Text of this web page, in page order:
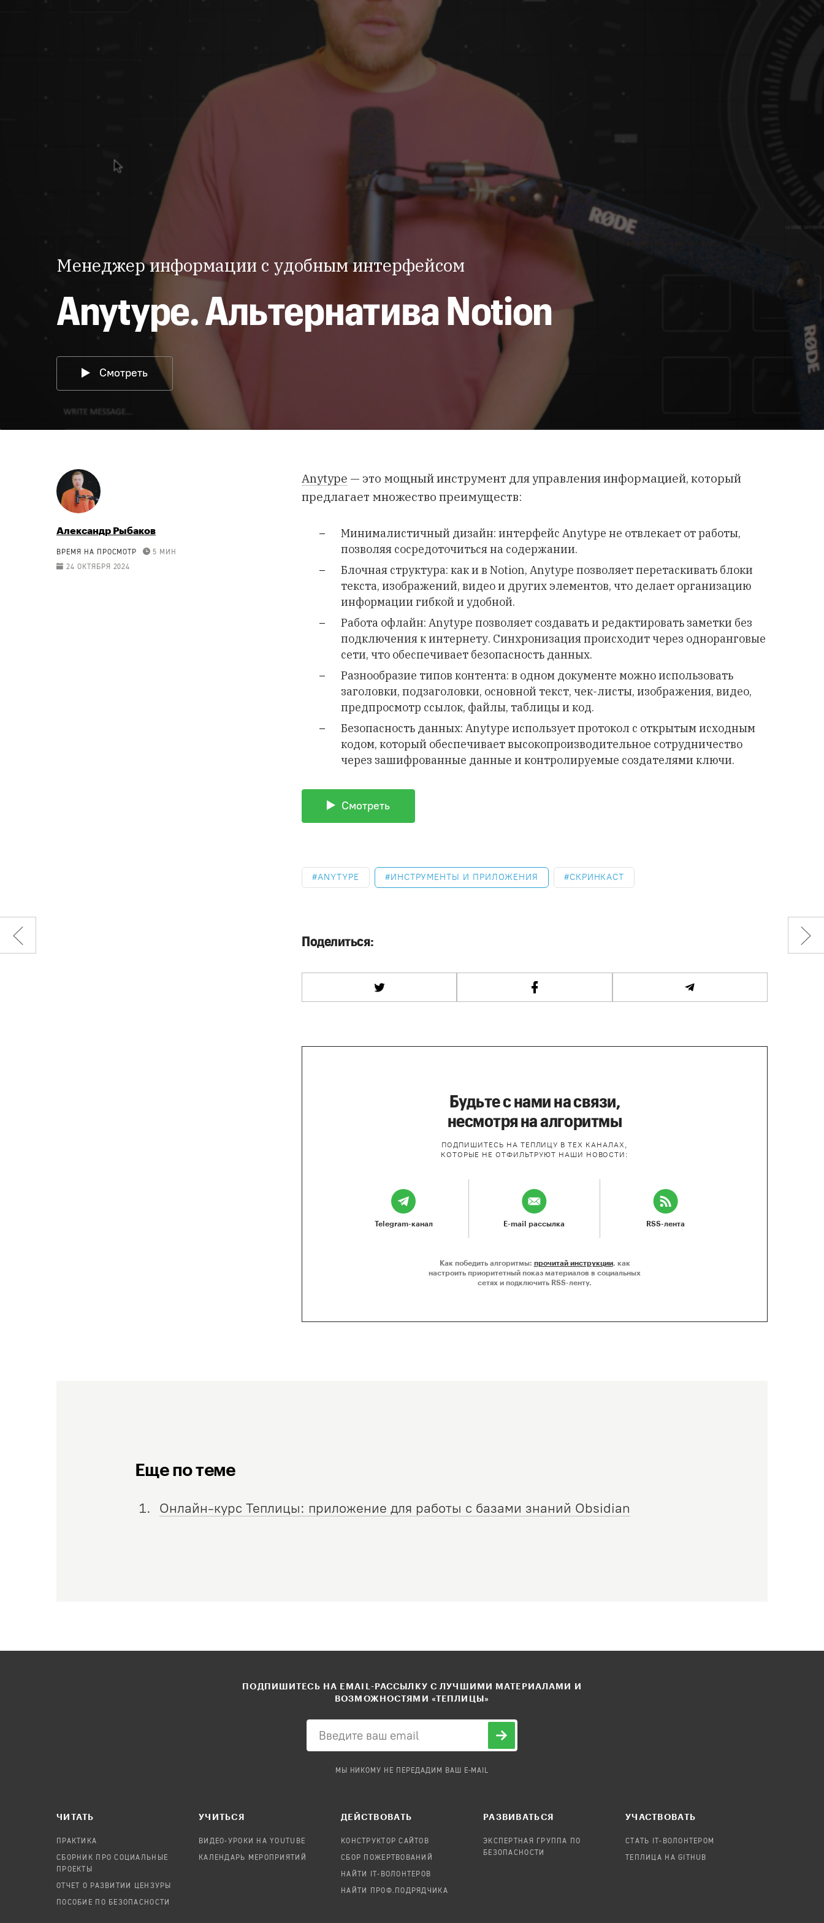
Менеджер информации с удобным интерфейсом
Anytype. Альтернатива Notion
Смотреть
Александр Рыбаков
ВРЕМЯ НА ПРОСМОТР
5 МИН
24 ОКТЯБРЯ 2024
Anytype — это мощный инструмент для управления информацией, который
предлагает множество преимуществ:
Минималистичный дизайн: интерфейс Anytype не отвлекает от работы,
позволяя сосредоточиться на содержании.
Блочная структура: как и в Notion, Anytype позволяет перетаскивать блоки
текста, изображений, видео и других элементов, что делает организацию
информации гибкой и удобной.
Работа офлайн: Anytype позволяет создавать и редактировать заметки без
подключения к интернету. Синхронизация происходит через одноранговые
сети, что обеспечивает безопасность данных.
Разнообразие типов контента: в одном документе можно использовать
заголовки, подзаголовки, основной текст, чек-листы, изображения, видео,
предпросмотр ссылок, файлы, таблицы и код.
Безопасность данных: Anytype использует протокол с открытым исходным
кодом, который обеспечивает высокопроизводительное сотрудничество
через зашифрованные данные и контролируемые создателями ключи.
Смотреть
ANYTYPE ИНСТРУМЕНТЫ И ПРИЛОЖЕНИЯ СКРИНКАСТ
Поделиться:
Будьте с нами на связи,
несмотря на алгоритмы
ПОДПИШИТЕСЬ НА ТЕПЛИЦУ В ТЕХ КАНАЛАХ,
КОТОРЫЕ НЕ ОТФИЛЬТРУЮТ НАШИ НОВОСТИ:
Telegram-канал E-mail рассылка RSS-лента
Как победить алгоритмы: прочитай инструкции, как
настроить приоритетный показ материалов в социальных
сетях и подключить RSS-ленту.
Еще по теме
Онлайн-курс Теплицы: приложение для работы с базами знаний Obsidian
ПОДПИШИТЕСЬ НА EMAIL-РАССЫЛКУ С ЛУЧШИМИ МАТЕРИАЛАМИ И
ВОЗМОЖНОСТЯМИ «ТЕПЛИЦЫ»
МЫ НИКОМУ НЕ ПЕРЕДАДИМ ВАШ E-MAIL
ЧИТАТЬ
ПРАКТИКА
СБОРНИК ПРО СОЦИАЛЬНЫЕ
ПРОЕКТЫ
ОТЧЕТ О РАЗВИТИИ ЦЕНЗУРЫ
ПОСОБИЕ ПО БЕЗОПАСНОСТИ
УЧИТЬСЯ
ВИДЕО-УРОКИ НА YOUTUBE
КАЛЕНДАРЬ МЕРОПРИЯТИЙ
ДЕЙСТВОВАТЬ
КОНСТРУКТОР САЙТОВ
СБОР ПОЖЕРТВОВАНИЙ
НАЙТИ IT-ВОЛОНТЕРОВ
НАЙТИ ПРОФ.ПОДРЯДЧИКА
РАЗВИВАТЬСЯ
ЭКСПЕРТНАЯ ГРУППА ПО
БЕЗОПАСНОСТИ
УЧАСТВОВАТЬ
СТАТЬ IT-ВОЛОНТЕРОМ
ТЕПЛИЦА НА GITHUB